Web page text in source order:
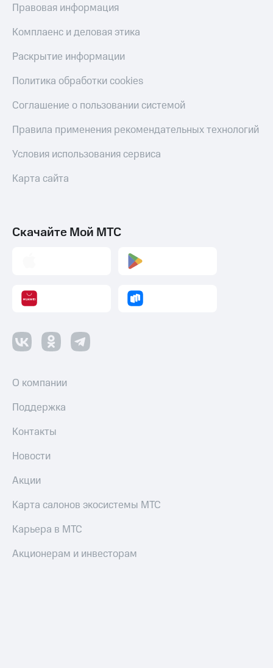
Правовая информация
Комплаенс и деловая этика
Раскрытие информации
Политика обработки cookies
Соглашение о пользовании системой
Правила применения рекомендательных технологий
Условия использования сервиса
Карта сайта
Скачайте Мой МТС
О компании
Поддержка
Контакты
Новости
Акции
Карта салонов экосистемы МТС
Карьера в МТС
Акционерам и инвесторам